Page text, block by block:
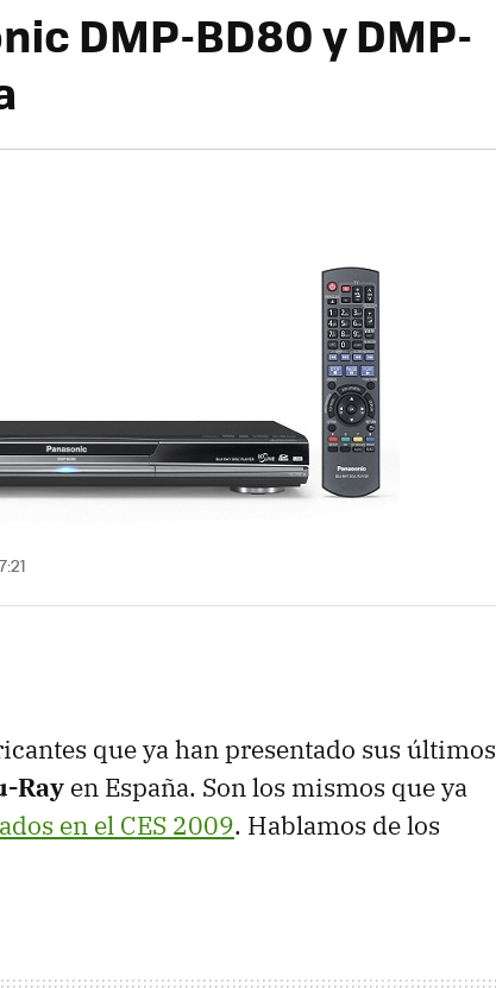
DMP-BD80 y DMP-
que ya han presentado sus últimos
Ray en España. Son los mismos que ya
en el CES 2009. Hablamos de los